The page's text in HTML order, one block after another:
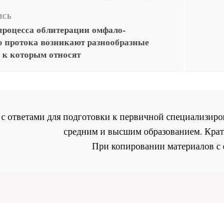
облитерации омфало-
протока возникают разнообразные
которым относят
ответами для подготовки к первичной
средним и высшим образованием.
При копировании материалов с